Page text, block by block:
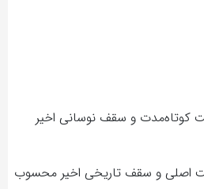
مقاومت کوتاه‌مدت و سقف نوسانی اخیر
مقاومت اصلی و سقف تاریخی اخیر محسوب